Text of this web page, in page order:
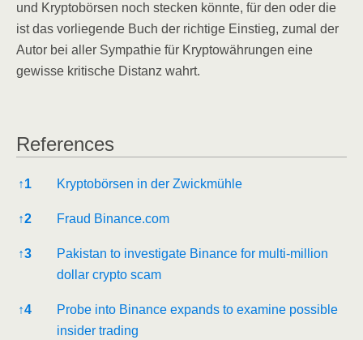
und Kryp­to­bör­sen noch ste­cken könn­te, für den oder die
ist das vor­lie­gen­de Buch der rich­ti­ge Ein­stieg, zumal der
Autor bei aller Sym­pa­thie für Kryp­to­wäh­run­gen eine
gewis­se kri­ti­sche Distanz wahrt.
Refe­ren­ces
Refe­ren­ces
↑1 Kryp­to­bör­sen in der Zwickmühle
↑2 Fraud Binance.com
↑3
Paki­stan to inves­ti­ga­te Binan­ce for mul­ti-mil­li­on
dol­lar cryp­to scam
↑4
Pro­be into Binan­ce expands to exami­ne pos­si­ble
insi­der trading